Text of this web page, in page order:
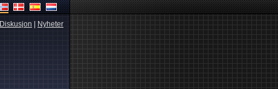
Diskusjon Nyheter